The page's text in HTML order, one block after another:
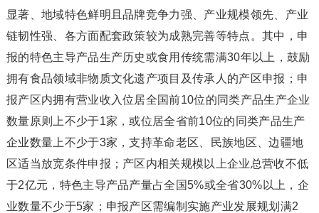
显著、地域特色鲜明且品牌竞争力强、产业规模领先、产业
链韧性强、各方面配套政策较为成熟完善等特点。其中，申
报的特色主导产品生产历史或食用传统需满30年以上，鼓励
拥有食品领域非物质文化遗产项目及传承人的产区申报；申
报产区内拥有营业收入位居全国前10位的同类产品生产企业
数量原则上不少于1家，或位居全省前10位的同类产品生产
企业数量上不少于3家，支持革命老区、民族地区、边疆地
区适当放宽条件申报；产区内相关规模以上企业总营收不低
于2亿元，特色主导产品产量占全国5%或全省30%以上，企
业数量不少于5家；申报产区需编制实施产业发展规划满2